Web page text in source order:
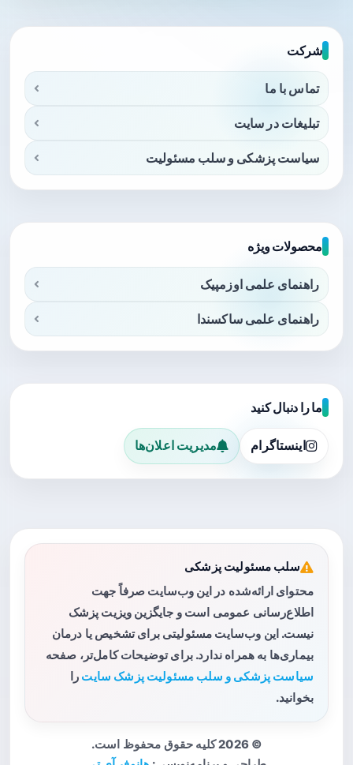
شرکت
تماس با ما
تبلیغات در سایت
سیاست پزشکی و سلب مسئولیت
محصولات ویژه
راهنمای علمی اوزمپیک
راهنمای علمی ساکسندا
ما را دنبال کنید
اینستاگرام مدیریت اعلان‌ها
سلب مسئولیت پزشکی
محتوای ارائه‌شده در این وب‌سایت صرفاً جهت
اطلاع‌رسانی عمومی است و جایگزین ویزیت پزشک
نیست. این وب‌سایت مسئولیتی برای تشخیص یا درمان
بیماری‌ها به همراه ندارد. برای توضیحات کامل‌تر، صفحه
سیاست پزشکی و سلب مسئولیت پزشک سایت را
بخوانید.
© 2026 کلیه حقوق محفوظ است.